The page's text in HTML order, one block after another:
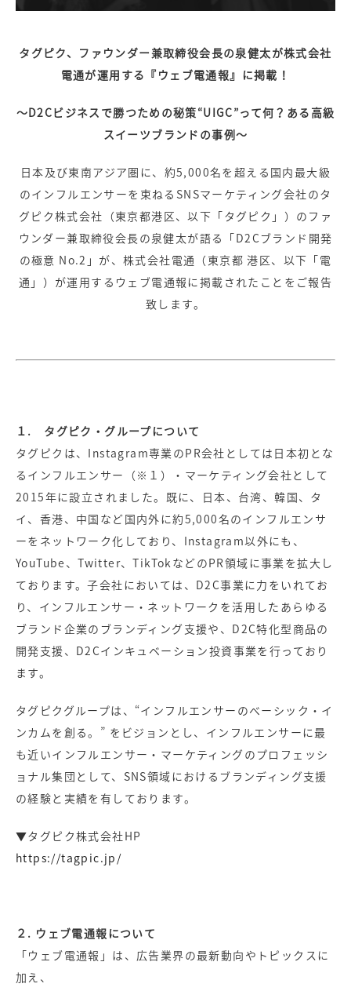
タグピク、ファウンダー兼取締役会長の泉健太が株式会社
電通が運用する『ウェブ電通報』に掲載！
〜D2Cビジネスで勝つための秘策“UIGC”って何？ある高級
スイーツブランドの事例～
日本及び東南アジア圏に、約5,000名を超える国内最大級
のインフルエンサーを束ねるSNSマーケティング会社のタ
グピク株式会社（東京都港区、以下「タグピク」）のファ
ウンダー兼取締役会長の泉健太が語る「D2Cブランド開発
の極意 No.2」が、株式会社電通（東京都 港区、以下「電
通」）が運用するウェブ電通報に掲載されたことをご報告
致します。
１. タグピク・グループについて
タグピクは、Instagram専業のPR会社としては日本初とな
るインフルエンサー（※１）・マーケティング会社として
2015年に設立されました。既に、日本、台湾、韓国、タ
イ、香港、中国など国内外に約5,000名のインフルエンサ
ーをネットワーク化しており、Instagram以外にも、
YouTube、Twitter、TikTokなどのPR領域に事業を拡大し
ております。子会社においては、D2C事業に力をいれてお
り、インフルエンサー・ネットワークを活用したあらゆる
ブランド企業のブランディング支援や、D2C特化型商品の
開発支援、D2Cインキュベーション投資事業を行っており
ます。
タグピクグループは、“インフルエンサーのべーシック・イ
ンカムを創る。” をビジョンとし、インフルエンサーに最
も近いインフルエンサー・マーケティングのプロフェッシ
ョナル集団として、SNS領域におけるブランディング支援
の経験と実績を有しております。
▼タグピク株式会社HP
https://tagpic.jp/
２. ウェブ電通報について
「ウェブ電通報」は、広告業界の最新動向やトピックスに
加え、